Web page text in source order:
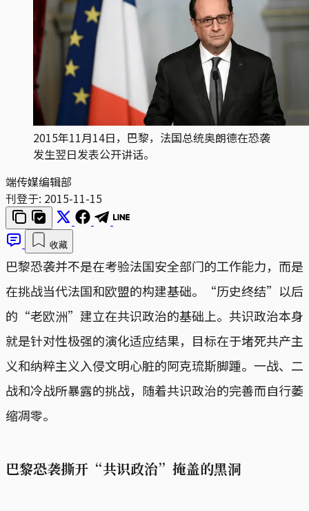
2015年11月14日，巴黎，法国总统奥朗德在恐袭
发生翌日发表公开讲话。
端传媒编辑部
刊登于: 2015-11-15
收藏
巴黎恐袭并不是在考验法国安全部门的工作能力，而是
在挑战当代法国和欧盟的构建基础。“历史终结”以后
的“老欧洲”建立在共识政治的基础上。共识政治本身
就是针对性极强的演化适应结果，目标在于堵死共产主
义和纳粹主义入侵文明心脏的阿克琉斯脚踵。一战、二
战和冷战所暴露的挑战，随着共识政治的完善而自行萎
缩凋零。
巴黎恐袭撕开“共识政治”掩盖的黑洞